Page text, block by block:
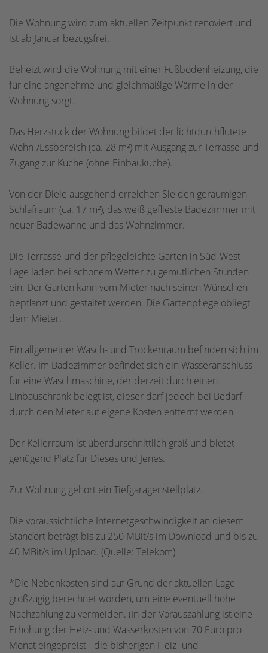
Die Wohnung wird zum aktuellen Zeitpunkt renoviert und
ist ab Januar bezugsfrei.
Beheizt wird die Wohnung mit einer Fußbodenheizung, die
für eine angenehme und gleichmäßige Wärme in der
Wohnung sorgt.
Das Herzstück der Wohnung bildet der lichtdurchflutete
Wohn-/Essbereich (ca. 28 m²) mit Ausgang zur Terrasse und
Zugang zur Küche (ohne Einbauküche).
Von der Diele ausgehend erreichen Sie den geräumigen
Schlafraum (ca. 17 m²), das weiß geflieste Badezimmer mit
neuer Badewanne und das Wohnzimmer.
Die Terrasse und der pflegeleichte Garten in Süd-West
Lage laden bei schönem Wetter zu gemütlichen Stunden
ein. Der Garten kann vom Mieter nach seinen Wünschen
bepflanzt und gestaltet werden. Die Gartenpflege obliegt
dem Mieter.
Ein allgemeiner Wasch- und Trockenraum befinden sich im
Keller. Im Badezimmer befindet sich ein Wasseranschluss
für eine Waschmaschine, der derzeit durch einen
Einbauschrank belegt ist, dieser darf jedoch bei Bedarf
durch den Mieter auf eigene Kosten entfernt werden.
Der Kellerraum ist überdurschnittlich groß und bietet
genügend Platz für Dieses und Jenes.
Zur Wohnung gehört ein Tiefgaragenstellplatz.
Die voraussichtliche Internetgeschwindigkeit an diesem
Standort beträgt bis zu 250 MBit/s im Download und bis zu
40 MBit/s im Upload. (Quelle: Telekom)
*Die Nebenkosten sind auf Grund der aktuellen Lage
großzügig berechnet worden, um eine eventuell hohe
Nachzahlung zu vermeiden. (In der Vorauszahlung ist eine
Erhöhung der Heiz- und Wasserkosten von 70 Euro pro
Monat eingepreist - die bisherigen Heiz- und